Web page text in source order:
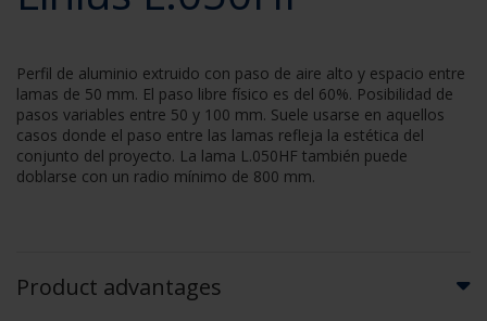
Perfil de aluminio extruido con paso de aire alto y espacio entre
lamas de 50 mm. El paso libre físico es del 60%. Posibilidad de
pasos variables entre 50 y 100 mm. Suele usarse en aquellos
casos donde el paso entre las lamas refleja la estética del
conjunto del proyecto. La lama L.050HF también puede
doblarse con un radio mínimo de 800 mm.
Product advantages